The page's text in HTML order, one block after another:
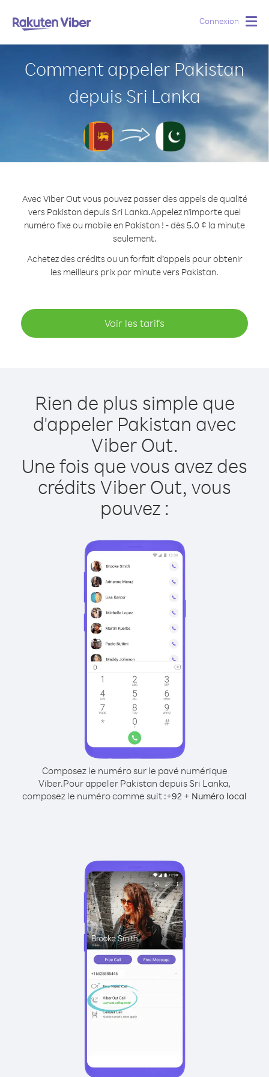
Connexion
Comment appeler Pakistan
depuis Sri Lanka
Avec Viber Out vous pouvez passer des appels de qualité
vers Pakistan depuis Sri Lanka.Appelez n'importe quel
numéro fixe ou mobile en Pakistan ! - dès 5.0 ¢ la minute
seulement.
Achetez des crédits ou un forfait d’appels pour obtenir
les meilleurs prix par minute vers Pakistan.
Voir les tarifs
Rien de plus simple que
d'appeler Pakistan avec
Viber Out.
Une fois que vous avez des
crédits Viber Out, vous
pouvez :
Composez le numéro sur le pavé numérique
Viber.Pour appeler Pakistan depuis Sri Lanka,
composez le numéro comme suit :+92 + Numéro local